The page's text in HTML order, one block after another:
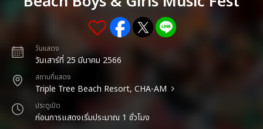
วันแสดง
วันเสาร์ที่ 25 มีนาคม 2566
สถานที่แสดง
Triple Tree Beach Resort, CHA-AM
ประตูเปิด
ก่อนการแสดงเริ่มประมาณ 1 ชั่วโมง